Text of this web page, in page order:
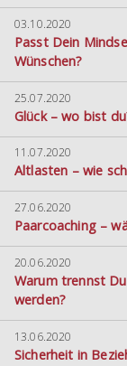
03.10.2020
Passt Dein
Wünschen?
25.07.2020
Glück – wo bist
11.07.2020
Altlasten – wie
27.06.2020
Paarcoaching –
20.06.2020
Warum trennst
werden?
13.06.2020
Sicherheit in